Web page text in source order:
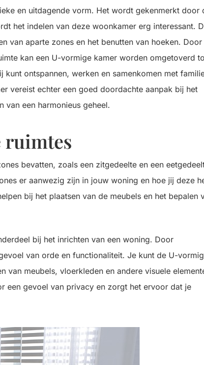
en uitdagende vorm. Het wordt gekenmerkt door
het indelen van deze woonkamer erg interessant.
van aparte zones en het benutten van hoeken. Door
kan een U-vormige kamer worden omgetoverd
ontspannen, werken en samenkomen met
vereist echter een goed doordachte aanpak bij het
van een harmonieus geheel.
ruimtes
bevatten, zoals een zitgedeelte en een
er aanwezig zijn in jouw woning en hoe jij deze
bij het plaatsen van de meubels en het bepalen
bij het inrichten van een woning. Door
van orde en functionaliteit. Je kunt de U-
van meubels, vloerkleden en andere visuele
een gevoel van privacy en zorgt het ervoor dat je